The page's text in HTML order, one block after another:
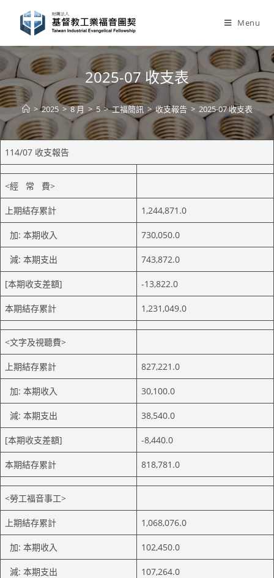
content
Menu
2025-07 收支表
> 2025 > 8 月 > 5 > 工福簡訊 > 收支報告 > 2025-07 收支表
114/07 收支報告
<經 常 費>
上期結存累計 1,244,871.0
加: 本期收入 730,050.0
減: 本期支出 743,872.0
[本期收支差額] -13,822.0
本期結存累計 1,231,049.0
<文字及視聽費>
上期結存累計 827,221.0
加: 本期收入 30,100.0
減: 本期支出 38,540.0
[本期收支差額] -8,440.0
本期結存累計 818,781.0
<勞工福音事工>
上期結存累計 1,068,076.0
加: 本期收入 102,450.0
減: 本期支出 107,264.0